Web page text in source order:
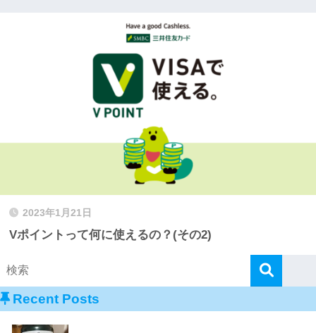
2023年1月21日
Vポイントって何に使えるの？(その2)
Recent Posts